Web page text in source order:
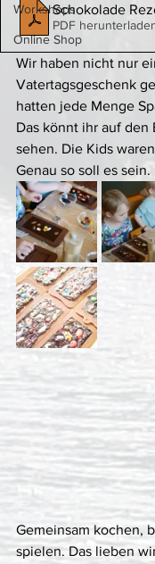
Workshops
Online Shop
Schokolade
PDF
Wir haben nicht nur
Vatertagsgeschenk
hatten jede Menge
Das könnt ihr auf den
sehen. Die Kids
Genau so soll es sein.
Gemeinsam kochen,
spielen. Das lieben